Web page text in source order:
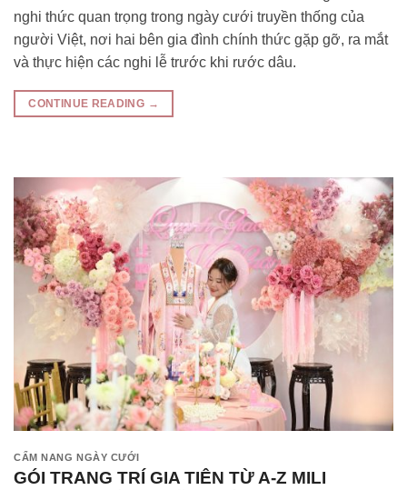
nghi thức quan trọng trong ngày cưới truyền thống của
người Việt, nơi hai bên gia đình chính thức gặp gỡ, ra mắt
và thực hiện các nghi lễ trước khi rước dâu.
CONTINUE READING →
CẨM NANG NGÀY CƯỚI
GÓI TRANG TRÍ GIA TIÊN TỪ A-Z MILI